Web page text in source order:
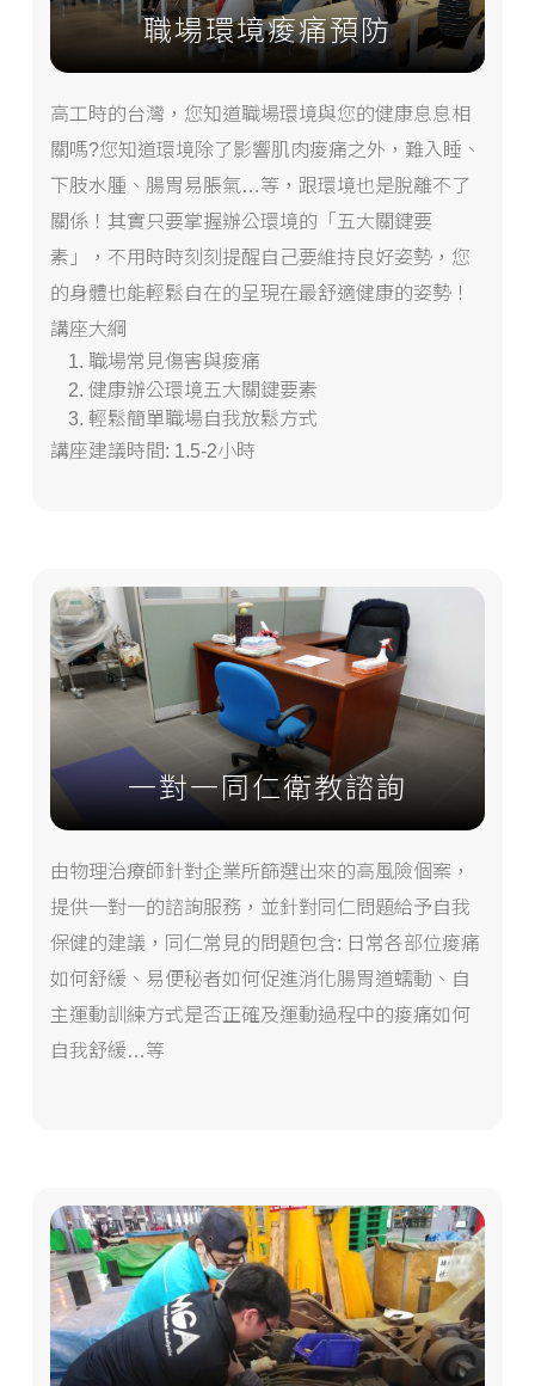
職場環境痠痛預防
高工時的台灣，您知道職場環境與您的健康息息相
關嗎?您知道環境除了影響肌肉痠痛之外，難入睡、
下肢水腫、腸胃易脹氣…等，跟環境也是脫離不了
關係！其實只要掌握辦公環境的「五大關鍵要
素」，不用時時刻刻提醒自己要維持良好姿勢，您
的身體也能輕鬆自在的呈現在最舒適健康的姿勢！
講座大綱
職場常見傷害與痠痛
健康辦公環境五大關鍵要素
輕鬆簡單職場自我放鬆方式
講座建議時間: 1.5-2小時
一對一同仁衛教諮詢
由物理治療師針對企業所篩選出來的高風險個案，
提供一對一的諮詢服務，並針對同仁問題給予自我
保健的建議，同仁常見的問題包含: 日常各部位痠痛
如何舒緩、易便秘者如何促進消化腸胃道蠕動、自
主運動訓練方式是否正確及運動過程中的痠痛如何
自我舒緩…等